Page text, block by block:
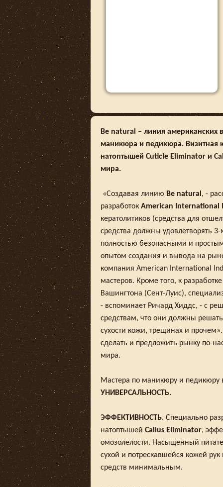
Be natural – линия американских
маникюра и педикюра. Визитная
натоптышей Cuticle Eliminator и
мира.
«Создавая линию Be natural , -
разработок American International
кератолитиков (средства для
средства должны удовлетворять
полностью безопасными и
опытом создания и вывода на
компания American International
мастеров. Кроме того, к
Вашингтона (Сент-Луис),
- вспоминает Ричард Хиддс, - с
средствам, что они должны
сухости кожи, трещинах и
сделать и предложить рынку по-
мира.
Мастера по маникюру и
УНИВЕРСАЛЬНОСТЬ.
ЭФФЕКТИВНОСТЬ. Специально
натоптышей Callus Eliminator,
омозолелости. Насыщенный
сухой и потрескавшейся кожей
средств минимальным.